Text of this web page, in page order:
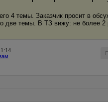
4 темы. Заказчик просит в
две темы. В ТЗ вижу: не более